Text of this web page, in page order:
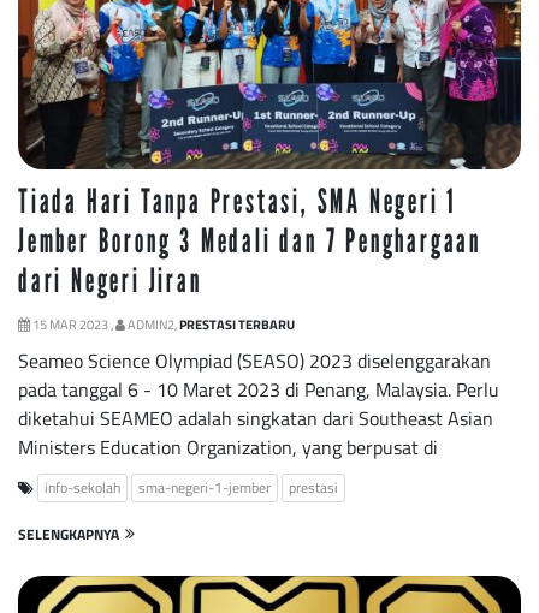
Tiada Hari Tanpa Prestasi, SMA Negeri 1
Jember Borong 3 Medali dan 7 Penghargaan
dari Negeri Jiran
15 MAR 2023 , ADMIN2,PRESTASI TERBARU
Seameo Science Olympiad (SEASO) 2023 diselenggarakan
pada tanggal 6 - 10 Maret 2023 di Penang, Malaysia. Perlu
diketahui SEAMEO adalah singkatan dari Southeast Asian
Ministers Education Organization, yang berpusat di
info-sekolah sma-negeri-1-jember prestasi
SELENGKAPNYA